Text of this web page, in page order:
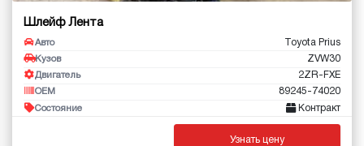
Шлейф Лента
Авто Toyota Prius
Кузов ZVW30
Двигатель 2ZR-FXE
OEM 89245-74020
Состояние Контракт
Узнать цену